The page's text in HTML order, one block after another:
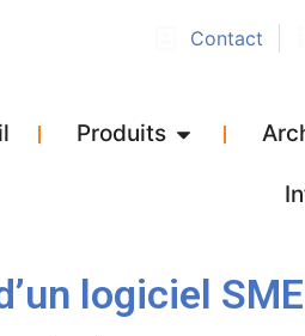
Contact
Produits
logiciel